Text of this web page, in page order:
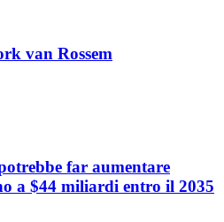
van Rossem
far aumentare
a $44 miliardi entro il 2035